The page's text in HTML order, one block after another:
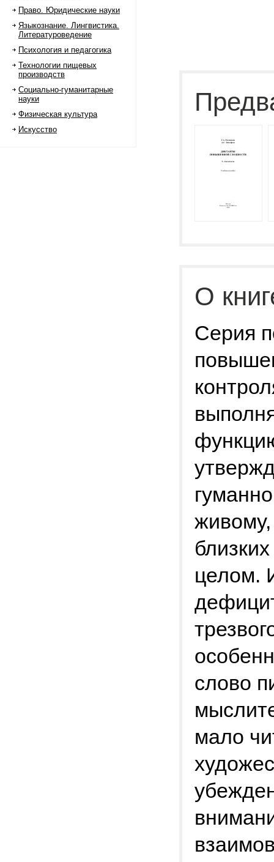
Право. Юридические науки
Языкознание. Лингвистика.
Литературоведение
Психология и педагогика
Технологии пищевых
производств
Социально-гуманитарные
науки
Физическая культура
Искусство
О
Серия
живому,
целом.
слово
мало